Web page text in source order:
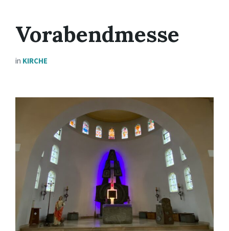
Vorabendmesse
in KIRCHE